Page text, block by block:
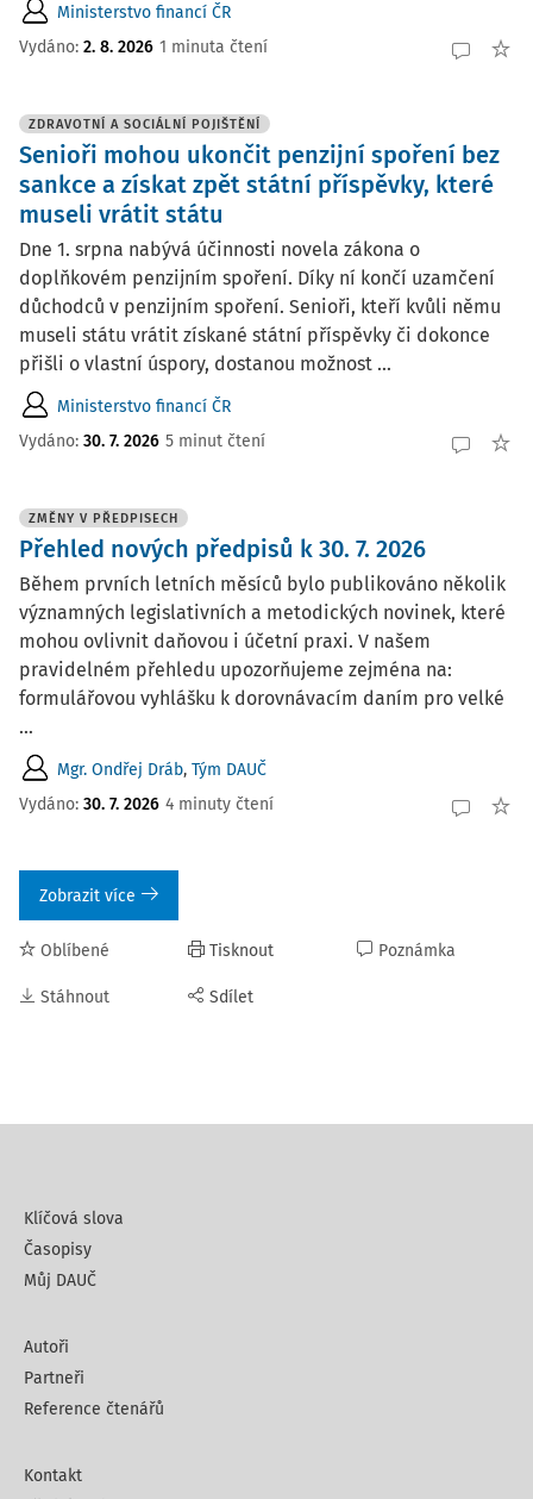
Ministerstvo financí ČR
Vydáno: 2. 8. 2026 1 minuta čtení
ZDRAVOTNÍ A SOCIÁLNÍ POJIŠTĚNÍ
Senioři mohou ukončit penzijní spoření bez
sankce a získat zpět státní příspěvky, které
museli vrátit státu
Dne 1. srpna nabývá účinnosti novela zákona o
doplňkovém penzijním spoření. Díky ní končí uzamčení
důchodců v penzijním spoření. Senioři, kteří kvůli němu
museli státu vrátit získané státní příspěvky či dokonce
přišli o vlastní úspory, dostanou možnost ...
Ministerstvo financí ČR
Vydáno: 30. 7. 2026 5 minut čtení
ZMĚNY V PŘEDPISECH
Přehled nových předpisů k 30. 7. 2026
Během prvních letních měsíců bylo publikováno několik
významných legislativních a metodických novinek, které
mohou ovlivnit daňovou i účetní praxi. V našem
pravidelném přehledu upozorňujeme zejména na:
formulářovou vyhlášku k dorovnávacím daním pro velké
...
Mgr. Ondřej Dráb, Tým DAUČ
Vydáno: 30. 7. 2026 4 minuty čtení
Zobrazit více
Oblíbené
Stáhnout
Tisknout
Sdílet
Poznámka
Klíčová slova
Časopisy
Můj DAUČ
Autoři
Partneři
Reference čtenářů
Kontakt